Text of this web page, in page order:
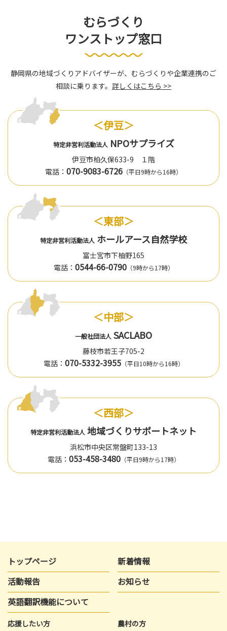
むらづくり
ワンストップ窓口
静岡県の地域づくりアドバイザーが、むらづくりや企業連携のご
相談に乗ります。 詳しくはこちら >>
＜伊豆＞
特定非営利活動法人 NPOサプライズ
伊豆市柏久保633-9 １階
電話： 070-9083-6726 （平日9時から16時）
＜東部＞
特定非営利活動法人 ホールアース自然学校
富士宮市下柚野165
電話： 0544-66-0790（9時から17時）
＜中部＞
一般社団法人 SACLABO
藤枝市若王子705-2
電話： 070-5332-3955（平日10時から16時）
＜西部＞
特定非営利活動法人 地域づくりサポートネット
浜松市中央区常盤町133-13
電話： 053-458-3480（平日9時から17時）
トップページ
新着情報
活動報告
お知らせ
英語翻訳機能について
応援したい方
農村の方